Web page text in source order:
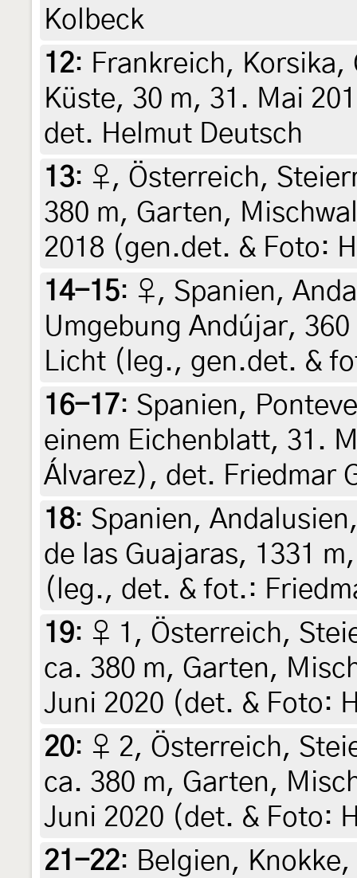
Kolbeck
12: Frankreich,
Küste, 30 m, 31. Mai
det. Helmut Deutsch
13: ♀, Österreich,
380 m, Garten,
2018 (gen.det. & Foto:
14-15: ♀, Spanien,
Umgebung Andújar,
Licht (leg., gen.det. &
16-17: Spanien,
einem Eichenblatt, 31.
Álvarez), det. Friedmar
18: Spanien,
de las Guajaras, 1331
(leg., det. & fot.:
19: ♀ 1, Österreich,
ca. 380 m, Garten,
Juni 2020 (det. & Foto:
20: ♀ 2, Österreich,
ca. 380 m, Garten,
Juni 2020 (det. & Foto:
21-22: Belgien,